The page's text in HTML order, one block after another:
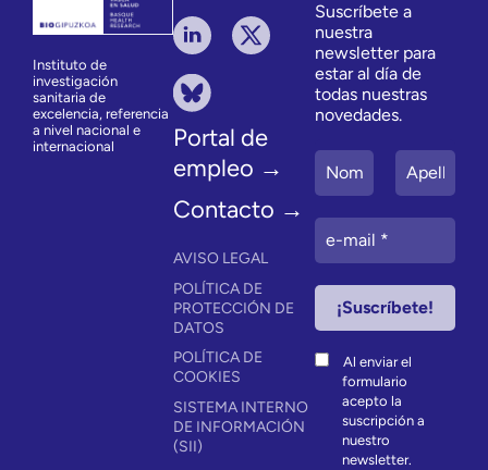
Instituto de
investigación
sanitaria de
excelencia, referencia
a nivel nacional e
internacional
Portal de
empleo →
Contacto →
AVISO LEGAL
POLÍTICA DE
PROTECCIÓN DE
DATOS
POLÍTICA DE
COOKIES
SISTEMA INTERNO
DE INFORMACIÓN
(SII)
Suscríbete a
nuestra
newsletter para
estar al día de
todas nuestras
novedades.
Al enviar el
formulario
acepto la
suscripción a
nuestro
newsletter.